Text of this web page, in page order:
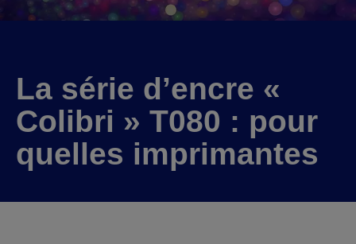
La série d’encre «
Colibri » T080 : pour
quelles imprimantes